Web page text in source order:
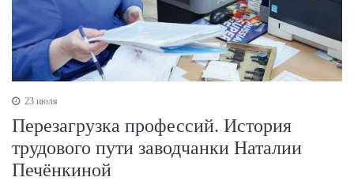
23 июля
Перезагрузка профессий. История
трудового пути заводчанки Наталии
Печёнкиной